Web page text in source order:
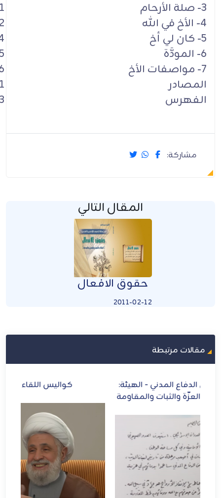
3- صلة الأرحام
4- الأخ في الله
5- كان لي أخ
6- المودَّة
7- مواصفات الأخ
المصادر
الفهرس
مشاركة:
المقال التالي
حقوق الافعال
2011-02-12
مقالات مرتبطة
كواليس اللقاء مع "الأمين العام"